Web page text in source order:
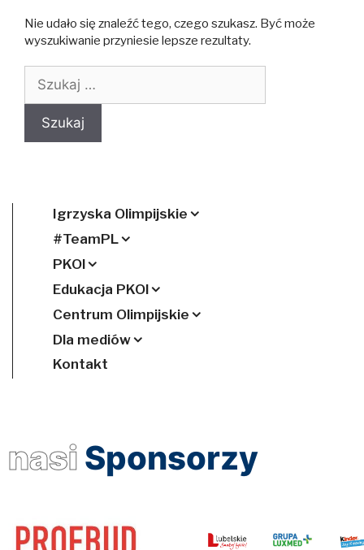
Nie udało się znaleźć tego, czego szukasz. Być może
wyszukiwanie przyniesie lepsze rezultaty.
Igrzyska Olimpijskie
#TeamPL
PKOl
Edukacja PKOl
Centrum Olimpijskie
Dla mediów
Kontakt
nasi Sponsorzy